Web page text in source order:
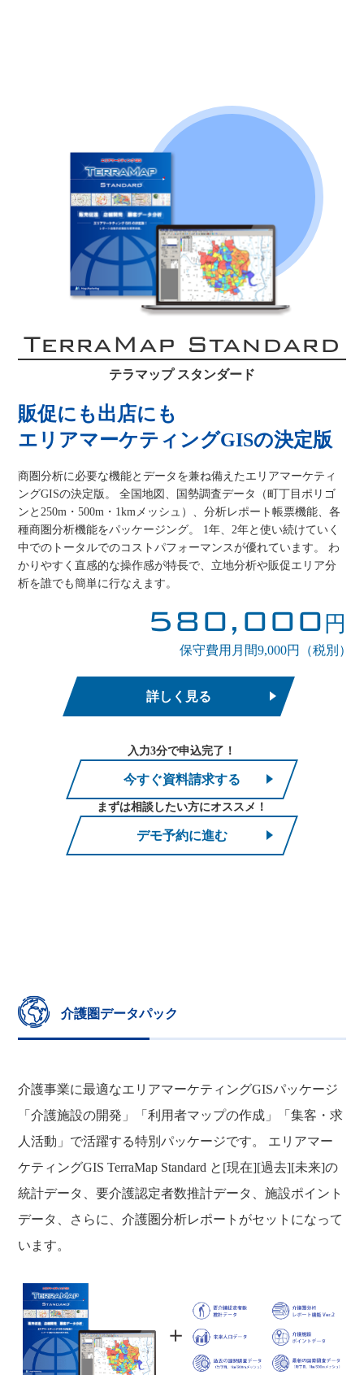
TerraMap Standard
テラマップ スタンダード
販促にも出店にも
エリアマーケティングGISの決定版
商圏分析に必要な機能とデータを兼ね備えたエリアマーケティ
ングGISの決定版。 全国地図、国勢調査データ（町丁目ポリゴ
ンと250m・500m・1kmメッシュ）、分析レポート帳票機能、各
種商圏分析機能をパッケージング。 1年、2年と使い続けていく
中でのトータルでのコストパフォーマンスが優れています。 わ
かりやすく直感的な操作感が特長で、立地分析や販促エリア分
析を誰でも簡単に行なえます。
580,000 円
保守費用月間9,000円（税別）
詳しく見る
入力3分で申込完了！
今すぐ資料請求する
まずは相談したい方にオススメ！
デモ予約に進む
介護圏データパック
介護事業に最適なエリアマーケティングGISパッケージ
「介護施設の開発」「利用者マップの作成」「集客・求
人活動」で活躍する特別パッケージです。 エリアマー
ケティングGIS TerraMap Standard と[現在][過去][未来]の
統計データ、要介護認定者数推計データ、施設ポイント
データ、さらに、介護圏分析レポートがセットになって
います。